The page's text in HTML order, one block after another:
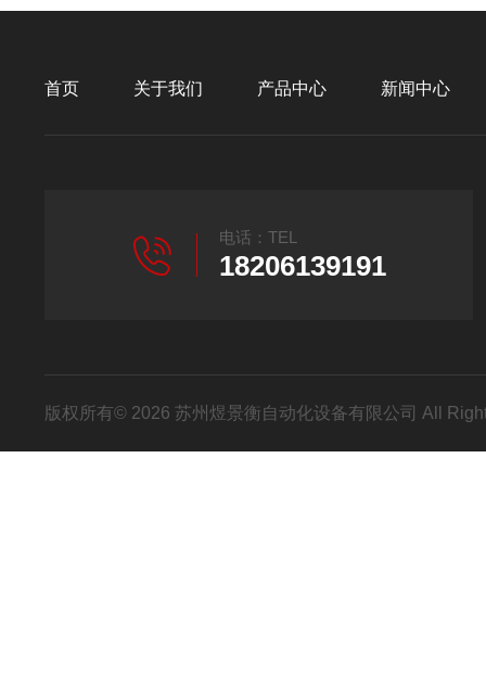
首页 关于我们 产品中心 新闻中心
电话：TEL
18206139191
版权所有© 2026 苏州煜景衡自动化设备有限公司 All